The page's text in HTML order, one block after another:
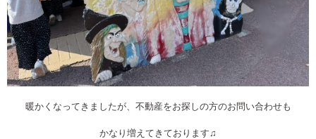
暖かくなってきましたが、不動産をお探しの方のお問い合わせも
かなり増えてきております♫